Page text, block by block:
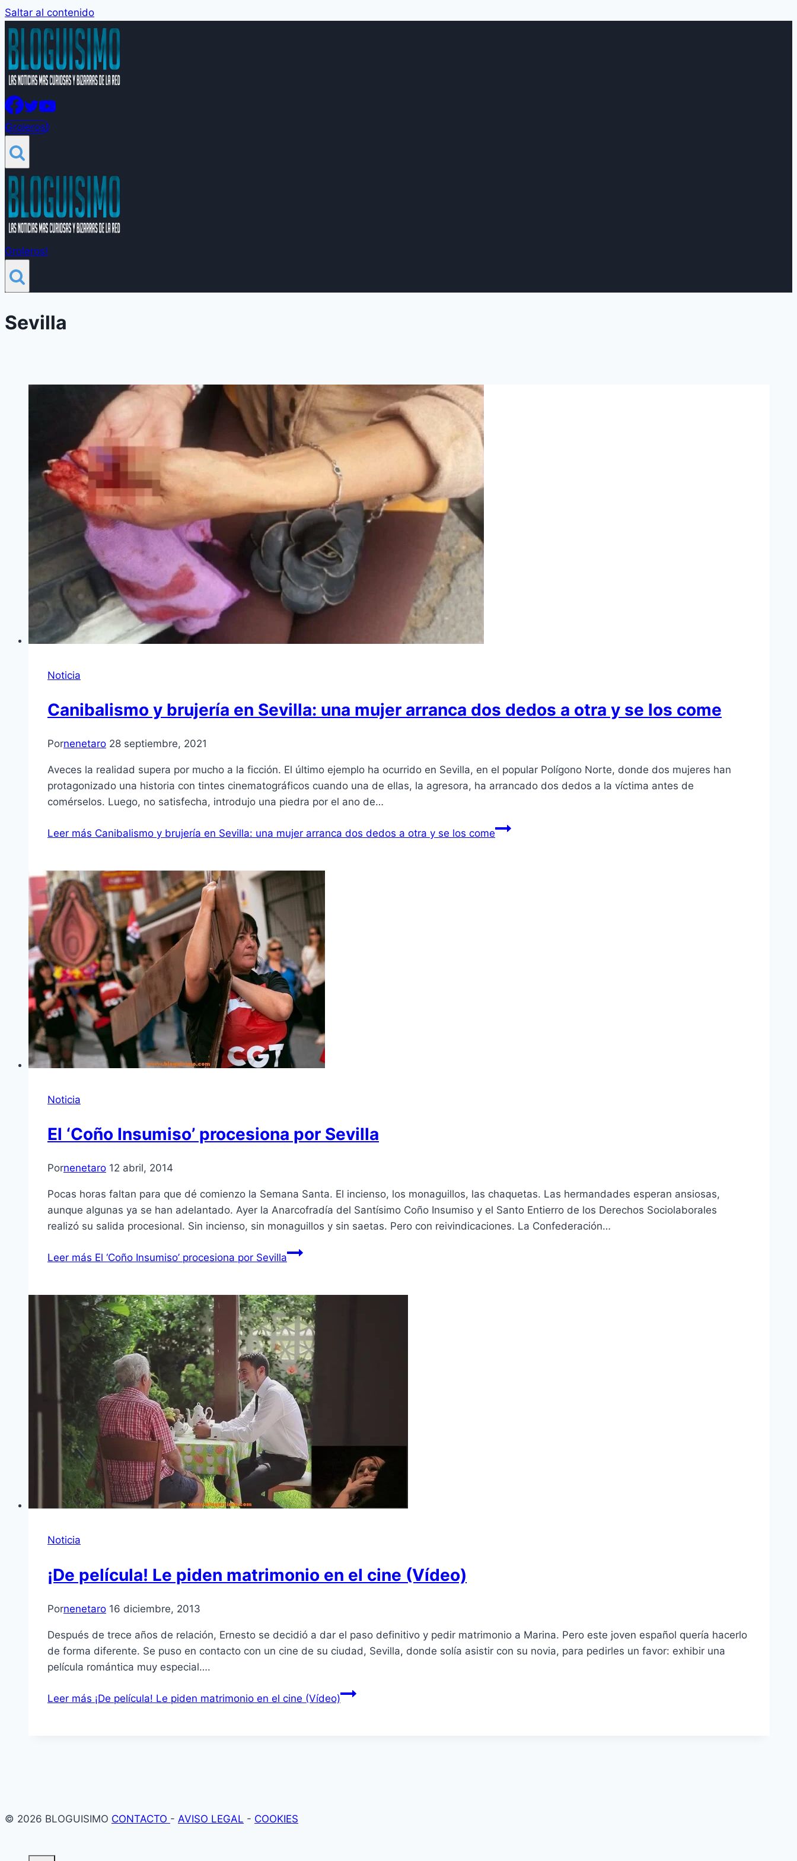
Saltar al contenido
Groleros!
Groleros!
Sevilla
Noticia
Canibalismo y brujería en Sevilla: una mujer arranca dos dedos a otra y se los come
Pornenetaro 28 septiembre, 2021
Aveces la realidad supera por mucho a la ficción. El último ejemplo ha ocurrido en Sevilla, en el popular Polígono Norte, donde dos mujeres han
protagonizado una historia con tintes cinematográficos cuando una de ellas, la agresora, ha arrancado dos dedos a la víctima antes de
comérselos. Luego, no satisfecha, introdujo una piedra por el ano de…
Leer más Canibalismo y brujería en Sevilla: una mujer arranca dos dedos a otra y se los come
Noticia
El ‘Coño Insumiso’ procesiona por Sevilla
Pornenetaro 12 abril, 2014
Pocas horas faltan para que dé comienzo la Semana Santa. El incienso, los monaguillos, las chaquetas. Las hermandades esperan ansiosas,
aunque algunas ya se han adelantado. Ayer la Anarcofradía del Santísimo Coño Insumiso y el Santo Entierro de los Derechos Sociolaborales
realizó su salida procesional. Sin incienso, sin monaguillos y sin saetas. Pero con reivindicaciones. La Confederación…
Leer más El ‘Coño Insumiso’ procesiona por Sevilla
Noticia
¡De película! Le piden matrimonio en el cine (Vídeo)
Pornenetaro 16 diciembre, 2013
Después de trece años de relación, Ernesto se decidió a dar el paso definitivo y pedir matrimonio a Marina. Pero este joven español quería hacerlo
de forma diferente. Se puso en contacto con un cine de su ciudad, Sevilla, donde solía asistir con su novia, para pedirles un favor: exhibir una
película romántica muy especial….
Leer más ¡De película! Le piden matrimonio en el cine (Vídeo)
© 2026 BLOGUISIMO CONTACTO - AVISO LEGAL - COOKIES